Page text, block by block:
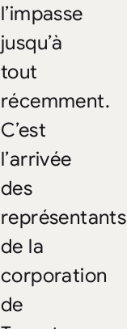
l’impasse
jusqu’à
tout
récemment.
C’est
l’arrivée
des
représentants
de la
corporation
de